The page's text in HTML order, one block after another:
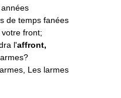
de temps fanées
votre front;
l'affront,
Les larmes